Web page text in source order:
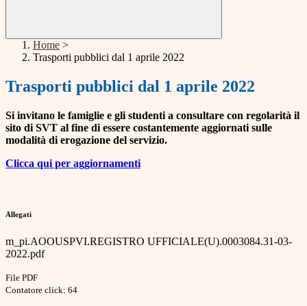
Home >
Trasporti pubblici dal 1 aprile 2022
Trasporti pubblici dal 1 aprile 2022
Si invitano le famiglie e gli studenti a consultare con regolarità il
sito di SVT al fine di essere costantemente aggiornati sulle
modalità di erogazione del servizio.
Clicca qui per aggiornamenti
Allegati
m_pi.AOOUSPVI.REGISTRO UFFICIALE(U).0003084.31-03-
2022.pdf
File PDF
Contatore click: 64